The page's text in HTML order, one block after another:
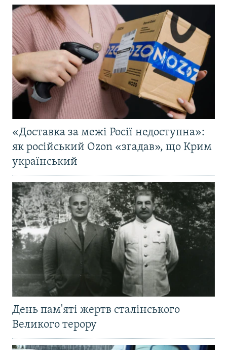
«Доставка за межі Росії недоступна»:
як російський Ozon «згадав», що Крим
український
День пам'яті жертв сталінського
Великого терору